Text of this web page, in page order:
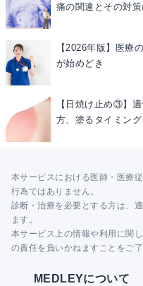
痛の関連とその対
【2026年版】医療
が始めどき
【日焼け止め③】
方、塗るタイミン
本サービスにおける医師・医療
行為ではありません。
診断・治療を必要とする方は、
ます。
本サービス上の情報や利用に関
の責任を負いかねますことをご了
MEDLEYについて